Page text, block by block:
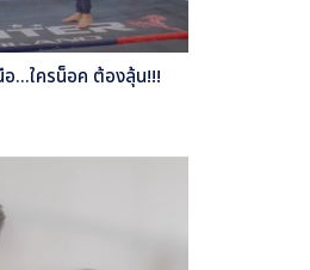
...ใครน็อค ต้องลุ้น!!!